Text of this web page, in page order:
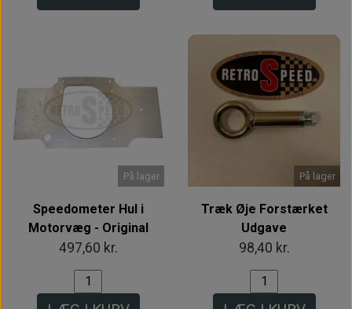
På lager
Speedometer Hul i
Motorvæg - Original
497,60 kr.
På lager
Træk Øje Forstærket
Udgave
98,40 kr.